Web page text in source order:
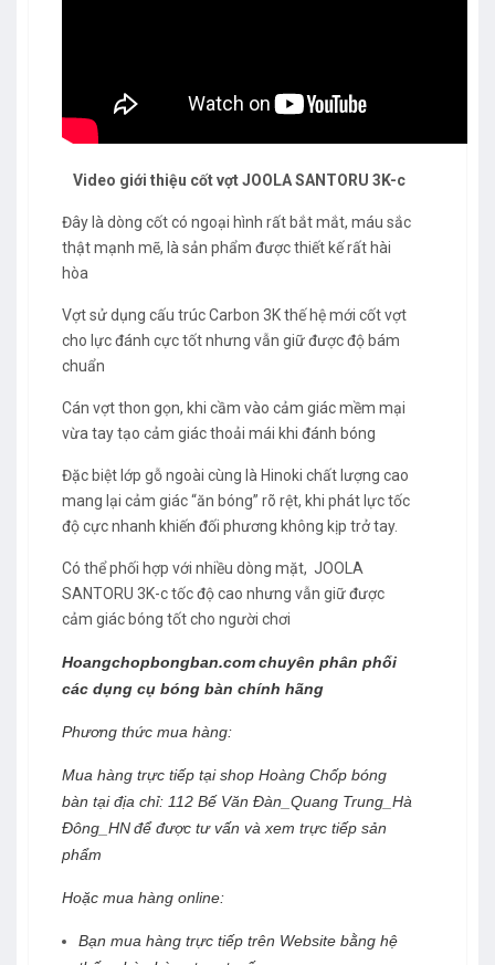
Video giới thiệu cốt vợt JOOLA SANTORU 3K-c
Đây là dòng cốt có ngoại hình rất bắt mắt, máu sắc
thật mạnh mẽ, là sản phẩm được thiết kế rất hài
hòa
Vợt sử dụng cấu trúc Carbon 3K thế hệ mới cốt vợt
cho lực đánh cực tốt nhưng vẫn giữ được độ bám
chuẩn
Cán vợt thon gọn, khi cầm vào cảm giác mềm mại
vừa tay tạo cảm giác thoải mái khi đánh bóng
Đặc biệt lớp gỗ ngoài cùng là Hinoki chất lượng cao
mang lại cảm giác “ăn bóng” rõ rệt, khi phát lực tốc
độ cực nhanh khiến đối phương không kịp trở tay.
Có thể phối hợp với nhiều dòng mặt, JOOLA
SANTORU 3K-c tốc độ cao nhưng vẫn giữ được
cảm giác bóng tốt cho người chơi
Hoangchopbongban.comchuyên phân phối
các dụng cụ bóng bàn chính hãng
Phương thức mua hàng:
Mua hàng trực tiếp tạishop Hoàng Chốp bóng
bàn tại địa chỉ: 112 Bế Văn Đàn_Quang Trung_Hà
Đông_HNđể được tư vấn và xem trực tiếp sản
phẩm
Hoặc mua hàng online:
Bạn mua hàng trực tiếp trên Website bằng hệ